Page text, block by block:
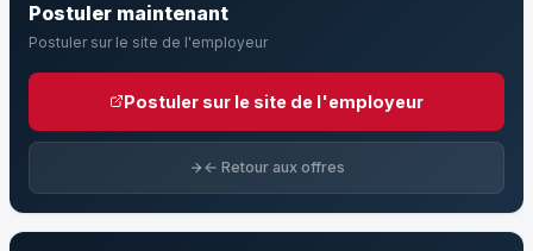
Postuler maintenant
Postuler sur le site de l'employeur
Postuler sur le site de l'employeur
← Retour aux offres